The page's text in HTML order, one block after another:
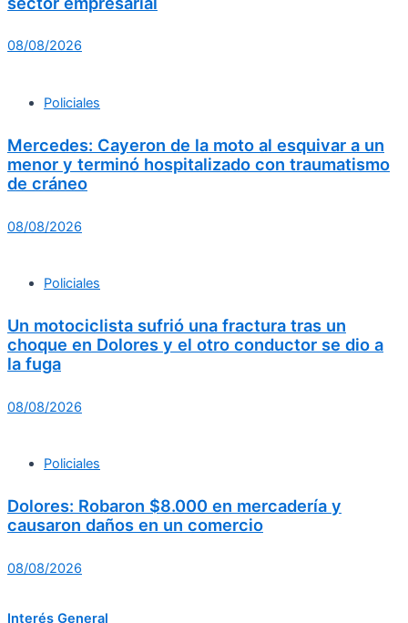
08/08/2026
Policiales
Mercedes: Cayeron de la moto al esquivar a un
menor y terminó hospitalizado con traumatismo
de cráneo
08/08/2026
Policiales
Un motociclista sufrió una fractura tras un
choque en Dolores y el otro conductor se dio a
la fuga
08/08/2026
Policiales
Dolores: Robaron $8.000 en mercadería y
causaron daños en un comercio
08/08/2026
Interés General